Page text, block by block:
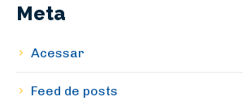
Meta
Acessar
Feed de posts